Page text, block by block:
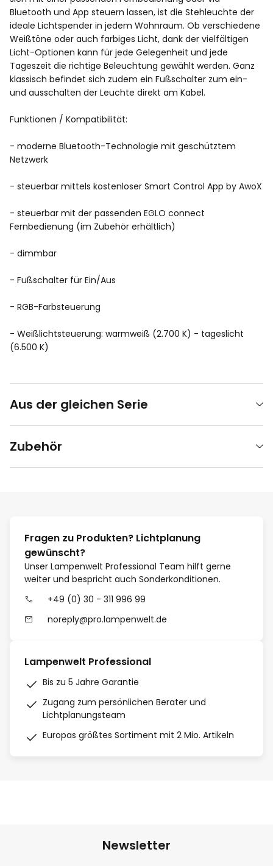
Bluetooth und App steuern lassen, ist die Stehleuchte der
ideale Lichtspender in jedem Wohnraum. Ob verschiedene
Weißtöne oder auch farbiges Licht, dank der vielfältigen
Licht-Optionen kann für jede Gelegenheit und jede
Tageszeit die richtige Beleuchtung gewählt werden. Ganz
klassisch befindet sich zudem ein Fußschalter zum ein-
und ausschalten der Leuchte direkt am Kabel.
Funktionen / Kompatibilität:
- moderne Bluetooth-Technologie mit geschütztem
Netzwerk
- steuerbar mittels kostenloser Smart Control App by AwoX
- steuerbar mit der passenden EGLO connect
Fernbedienung (im Zubehör erhältlich)
- dimmbar
- Fußschalter für Ein/Aus
- RGB-Farbsteuerung
- Weißlichtsteuerung: warmweiß (2.700 K) - tageslicht
(6.500 K)
Aus der gleichen Serie
Zubehör
Fragen zu Produkten? Lichtplanung
gewünscht?
Unser Lampenwelt Professional Team hilft gerne
weiter und bespricht auch Sonderkonditionen.
+49 (0) 30 - 311 996 99
noreply@pro.lampenwelt.de
Lampenwelt Professional
Bis zu 5 Jahre Garantie
Zugang zum persönlichen Berater und
Lichtplanungsteam
Europas größtes Sortiment mit 2 Mio. Artikeln
Newsletter